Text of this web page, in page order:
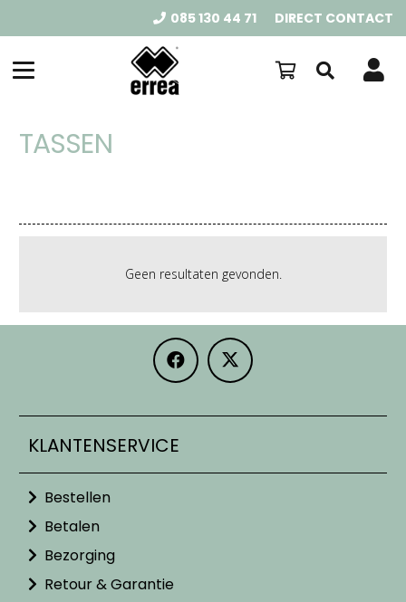
085 130 44 71 DIRECT CONTACT
TASSEN
Geen resultaten gevonden.
KLANTENSERVICE
Bestellen
Betalen
Bezorging
Retour & Garantie